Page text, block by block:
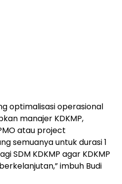
optimalisasi operasional
manajer KDKMP,
atau project
semuanya untuk durasi 1
SDM KDKMP agar KDKMP
imbuh Budi